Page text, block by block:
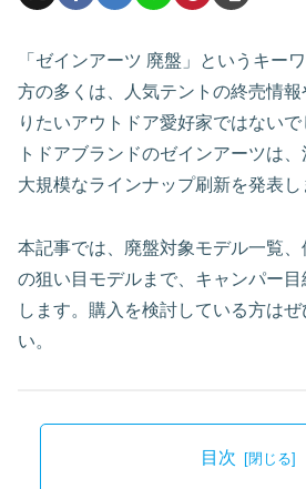
「ゼインアーツ 廃盤」というキー
方の多くは、人気テントの終売情
りたいアウトドア愛好家ではない
トドアブランドのゼインアーツは
大規模なラインナップ刷新を発表し
本記事では、廃盤対象モデル一覧
の狙い目モデルまで、キャンパー
します。購入を検討している方は
い。
目次